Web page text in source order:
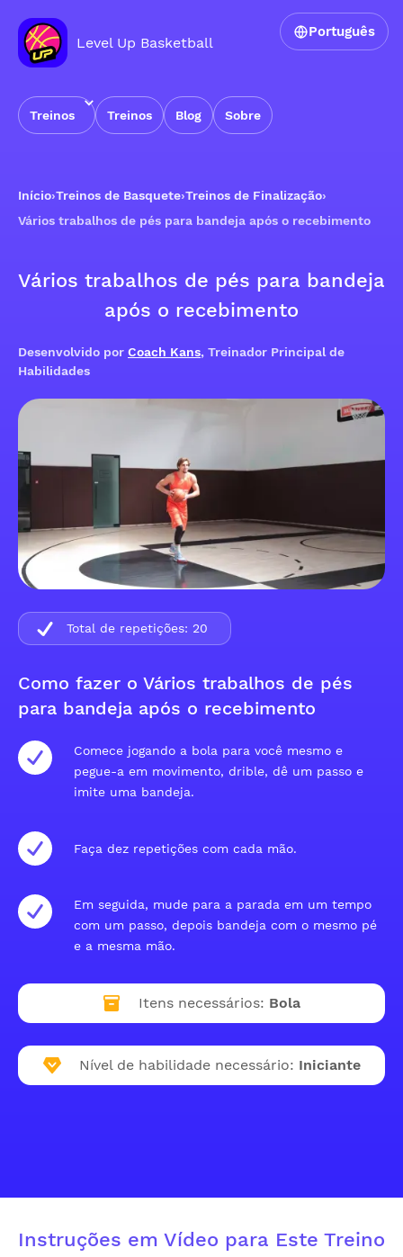
Level Up Basketball
Treinos Treinos Blog Sobre
Português
Início›Treinos de Basquete›Treinos de Finalização›
Vários trabalhos de pés para bandeja após o recebimento
Vários trabalhos de pés para bandeja
após o recebimento
Desenvolvido por Coach Kans, Treinador Principal de
Habilidades
Como fazer o Vários trabalhos de pés
para bandeja após o recebimento
Comece jogando a bola para você mesmo e
pegue-a em movimento, drible, dê um passo e
imite uma bandeja.
Faça dez repetições com cada mão.
Em seguida, mude para a parada em um tempo
com um passo, depois bandeja com o mesmo pé
e a mesma mão.
Itens necessários: Bola
Nível de habilidade necessário: Iniciante
Total de repetições: 20
Instruções em Vídeo para Este Treino